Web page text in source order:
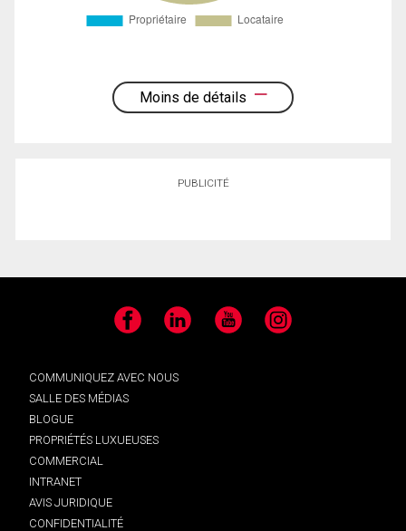
Moins de détails
PUBLICITÉ
Facebook LinkedIn YouTube Instagram
COMMUNIQUEZ AVEC NOUS
SALLE DES MÉDIAS
BLOGUE
PROPRIÉTÉS LUXUEUSES
COMMERCIAL
INTRANET
AVIS JURIDIQUE
CONFIDENTIALITÉ